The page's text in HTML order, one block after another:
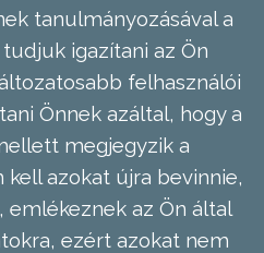
tanulmányozásával a
igazítani az Ön
felhasználói
Önnek azáltal, hogy a
megjegyzik a
azokat újra bevinnie,
emlékeznek az Ön által
ezért azokat nem